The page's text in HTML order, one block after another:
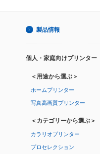
製品情報
個人・家庭向けプリンター
＜用途から選ぶ＞
ホームプリンター
写真高画質プリンター
＜カテゴリーから選ぶ＞
カラリオプリンター
プロセレクション